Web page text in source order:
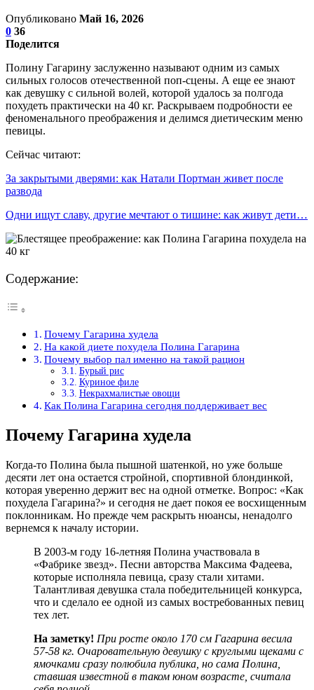
Опубликовано Май 16, 2026
0 36
Поделится
Полину Гагарину заслуженно называют одним из самых
сильных голосов отечественной поп-сцены. А еще ее знают
как девушку с сильной волей, которой удалось за полгода
похудеть практически на 40 кг. Раскрываем подробности ее
феноменального преображения и делимся диетическим меню
певицы.
Сейчас читают:
За закрытыми дверями: как Натали Портман живет после
развода
Одни ищут славу, другие мечтают о тишине: как живут дети…
Содержание:
Почему Гагарина худела
На какой диете похудела Полина Гагарина
Почему выбор пал именно на такой рацион
Бурый рис
Куриное филе
Некрахмалистые овощи
Как Полина Гагарина сегодня поддерживает вес
Почему Гагарина худела
Когда-то Полина была пышной шатенкой, но уже больше
десяти лет она остается стройной, спортивной блондинкой,
которая уверенно держит вес на одной отметке. Вопрос: «Как
похудела Гагарина?» и сегодня не дает покоя ее восхищенным
поклонникам. Но прежде чем раскрыть нюансы, ненадолго
вернемся к началу истории.
В 2003-м году 16-летняя Полина участвовала в
«Фабрике звезд». Песни авторства Максима Фадеева,
которые исполняла певица, сразу стали хитами.
Талантливая девушка стала победительницей конкурса,
что и сделало ее одной из самых востребованных певиц
тех лет.
На заметку! При росте около 170 см Гагарина весила
57-58 кг. Очаровательную девушку с круглыми щеками с
ямочками сразу полюбила публика, но сама Полина,
ставшая известной в таком юном возрасте, считала